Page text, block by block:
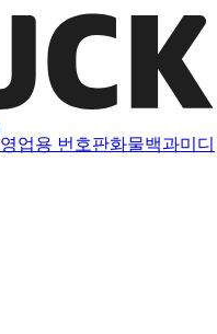
영업용 번호판화물백과미디